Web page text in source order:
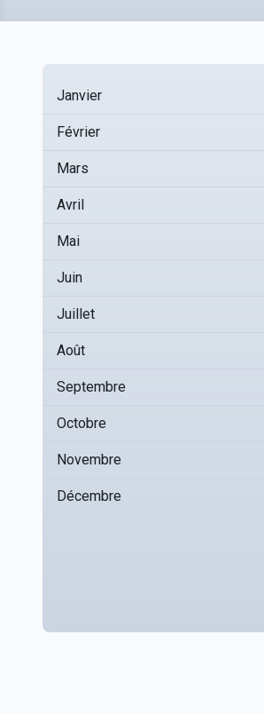
Janvier
Février
Mars
Avril
Mai
Juin
Juillet
Août
Septembre
Octobre
Novembre
Décembre